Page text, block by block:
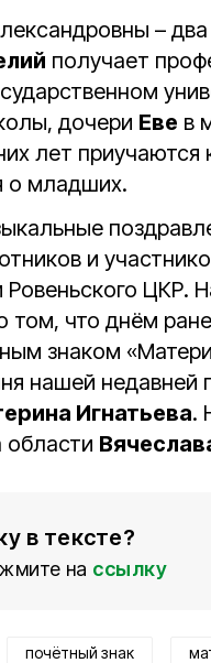
–
получает
дочери Еве в
лет
о младших.
и
Ровеньского ЦКР.
том, что днём
знаком
нашей недавней
Игнатьева.
области
в тексте?
на ссылку
почётный знак